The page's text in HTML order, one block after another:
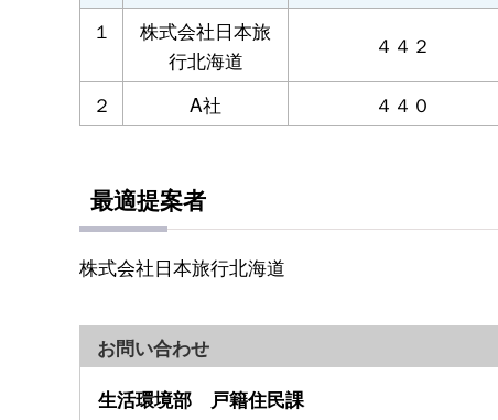
１
株式会社日本旅
行北海道
４４２
２
A社 ４４０
最適提案者
株式会社日本旅行北海道
お問い合わせ
生活環境部 戸籍住民課